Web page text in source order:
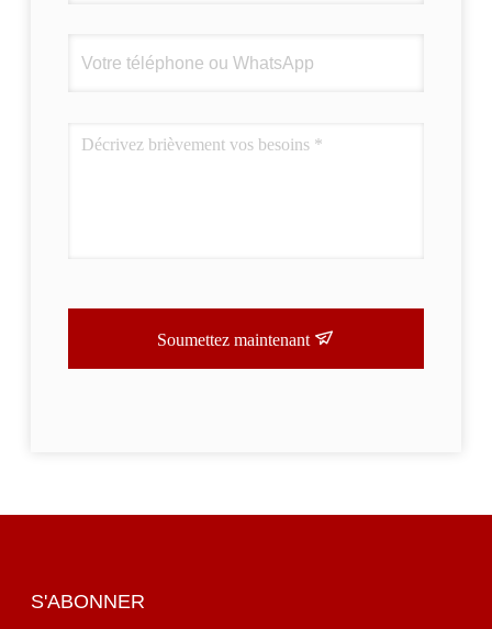
Soumettez maintenant
S'ABONNER